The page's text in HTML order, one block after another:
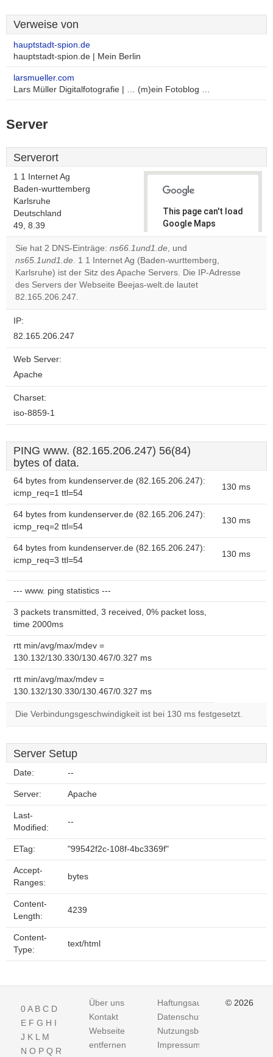
Verweise von
hauptstadt-spion.de
hauptstadt-spion.de | Mein Berlin
larsmueller.com
Lars Müller Digitalfotografie | … (m)ein Fotoblog …
Server
Serverort
1 1 Internet Ag
Baden-wurttemberg
Karlsruhe
Deutschland
49, 8.39
This page can't load
Google Maps
correctly.
Do you
own this
website?
OK
Sie hat 2 DNS-Einträge: ns66.1und1.de, und
ns65.1und1.de. 1 1 Internet Ag (Baden-wurttemberg,
Karlsruhe) ist der Sitz des Apache Servers. Die IP-Adresse
des Servers der Webseite Beejas-welt.de lautet
82.165.206.247.
IP:
82.165.206.247
Web Server:
Apache
Charset:
iso-8859-1
PING www. (82.165.206.247) 56(84)
bytes of data.
64 bytes from kundenserver.de (82.165.206.247):
icmp_req=1 ttl=54
130 ms
64 bytes from kundenserver.de (82.165.206.247):
icmp_req=2 ttl=54
130 ms
64 bytes from kundenserver.de (82.165.206.247):
icmp_req=3 ttl=54
130 ms
--- www. ping statistics ---
3 packets transmitted, 3 received, 0% packet loss,
time 2000ms
rtt min/avg/max/mdev =
130.132/130.330/130.467/0.327 ms
rtt min/avg/max/mdev =
130.132/130.330/130.467/0.327 ms
Die Verbindungsgeschwindigkeit ist bei 130 ms festgesetzt.
Server Setup
Date: --
Server: Apache
Last-
Modified:
--
ETag: "99542f2c-108f-4bc3369f"
Accept-
Ranges:
bytes
Content-
Length:
4239
Content-
Type:
text/html
0A B C D
E F G H I
J K L M
N O P Q R
Über uns
Kontakt
Webseite
entfernen
Haftungsausschluss
Datenschutz
Nutzungsbedingungen
Impressum
© 2026